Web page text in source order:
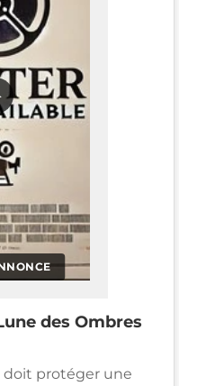
des Ombres
doit protéger une